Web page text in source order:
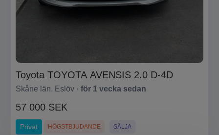
Toyota TOYOTA AVENSIS 2.0 D-4D
Skåne län, Eslöv · för 1 vecka sedan
57 000 SEK
Privat HÖGSTBJUDANDE SÄLJA